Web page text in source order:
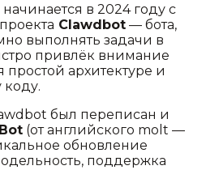
в 2024 году с
Clawdbot — бота,
выполнять задачи в
привлёк внимание
простой архитектуре и
коду.
был переписан и
(от английского molt —
обновление
поддержка